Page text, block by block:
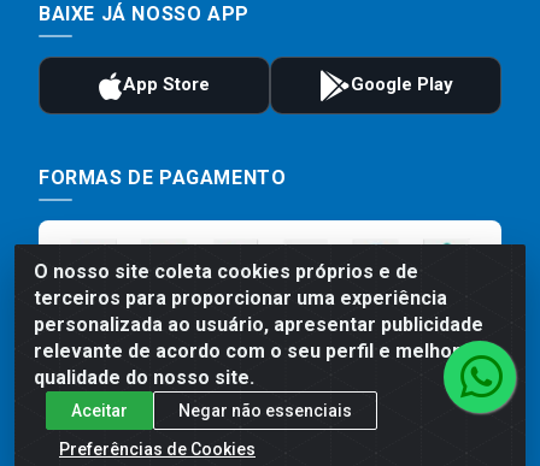
O nosso site coleta cookies próprios e de
terceiros para proporcionar uma experiência
personalizada ao usuário, apresentar publicidade
relevante de acordo com o seu perfil e melhorar a
qualidade do nosso site.
Aceitar
Negar não essenciais
Preferências de Cookies
BAIXE JÁ NOSSO APP
FORMAS DE PAGAMENTO
Preços, promoções, condições de pagamento e frete são válidos
para compras realizadas exclusivamente pelo site. Caso haja